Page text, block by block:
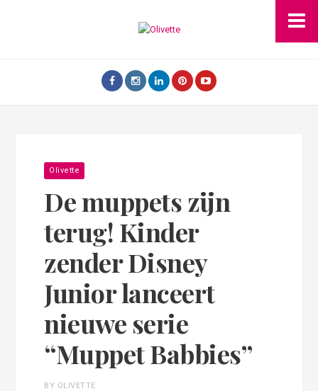
Olivette
De muppets zijn
terug! Kinder
zender Disney
Junior lanceert
nieuwe serie
“Muppet Babbies”
BY OLIVETTE